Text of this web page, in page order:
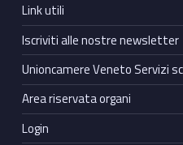
Link utili
Iscriviti alle nostre newsletter
Unioncamere Veneto Servizi
Area riservata organi
Login